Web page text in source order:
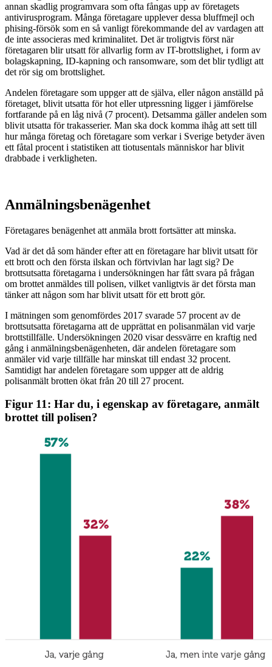
annan skadlig programvara som ofta fångas upp av företagets
antivirusprogram. Många företagare upplever dessa bluffmejl och
phising-försök som en så vanligt förekommande del av vardagen att
de inte associeras med kriminalitet. Det är troligtvis först när
företagaren blir utsatt för allvarlig form av IT-brottslighet, i form av
bolagskapning, ID-kapning och ransomware, som det blir tydligt att
det rör sig om brottslighet.
Andelen företagare som uppger att de själva, eller någon anställd på
företaget, blivit utsatta för hot eller utpressning ligger i jämförelse
fortfarande på en låg nivå (7 procent). Detsamma gäller andelen som
blivit utsatta för trakasserier. Man ska dock komma ihåg att sett till
hur många företag och företagare som verkar i Sverige betyder även
ett fåtal procent i statistiken att tiotusentals människor har blivit
drabbade i verkligheten.
Anmälningsbenägenhet
Företagares benägenhet att anmäla brott fortsätter att minska.
Vad är det då som händer efter att en företagare har blivit utsatt för
ett brott och den första ilskan och förtvivlan har lagt sig? De
brottsutsatta företagarna i undersökningen har fått svara på frågan
om brottet anmäldes till polisen, vilket vanligtvis är det första man
tänker att någon som har blivit utsatt för ett brott gör.
I mätningen som genomfördes 2017 svarade 57 procent av de
brottsutsatta företagarna att de upprättat en polisanmälan vid varje
brottstillfälle. Undersökningen 2020 visar dessvärre en kraftig ned
gång i anmälningsbenägenheten, där andelen företagare som
anmäler vid varje tillfälle har minskat till endast 32 procent.
Samtidigt har andelen företagare som uppger att de aldrig
polisanmält brotten ökat från 20 till 27 procent.
Figur 11: Har du, i egenskap av företagare, anmält
brottet till polisen?